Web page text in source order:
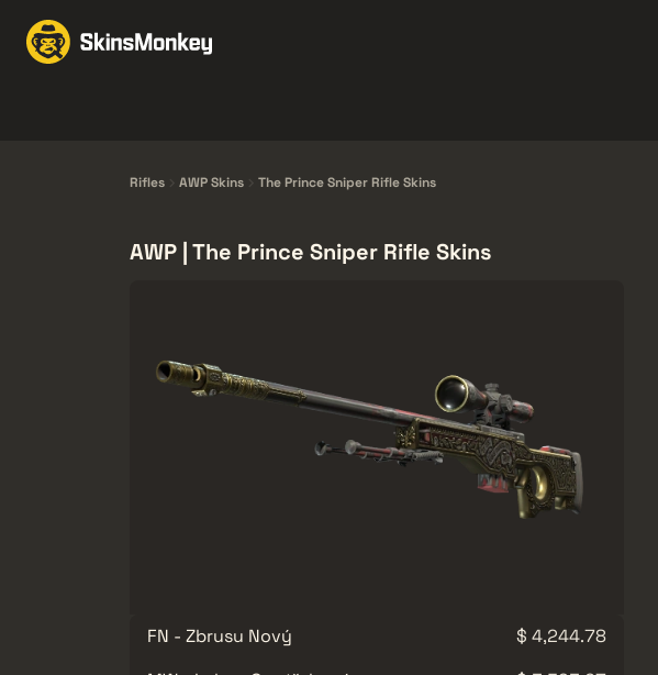
Rifles AWP Skins The Prince Sniper Rifle Skins
AWP | The Prince Sniper Rifle Skins
FN - Zbrusu Nový
$ 4,244.78